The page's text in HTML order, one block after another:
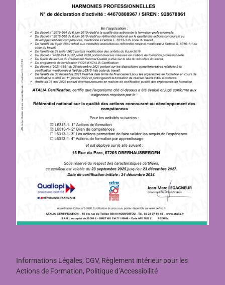
Informations Légales, CGV, Règlement intérieur pour les
Actions de Formation, Politique d’Accessibilité